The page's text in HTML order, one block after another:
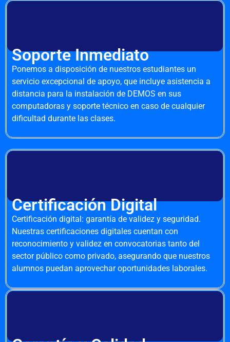
Soporte Inmediato
Ponemos a disposición de nuestros estudiantes un
servicio excepcional de apoyo, que incluye asistencia a
distancia para la instalación de DEMOS en sus
computadoras y soporte técnico en caso de cualquier
dificultad durante las clases.
Certificación Digital
Certificación digital: garantía de validez y seguridad.
Nuestras certificaciones digitales cuentan con
reconocimiento y validez en convocatorias tanto del
sector público como privado, asegurando que nuestros
alumnos puedan aprovechar oportunidades laborales.